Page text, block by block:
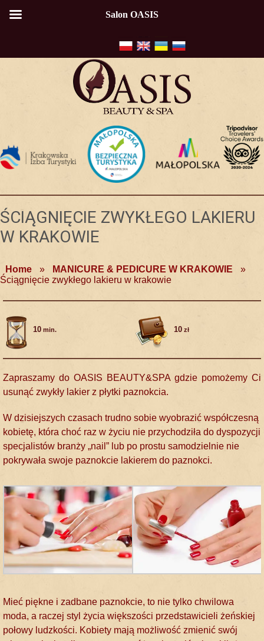
ŚCIĄGNIĘCIE ZWYKŁEGO LAKIERU
W KRAKOWIE
Home » MANICURE & PEDICURE W KRAKOWIE
»
Ściągnięcie zwykłego lakieru w krakowie
10 min. 10 zł
Zapraszamy do OASIS BEAUTY&SPA gdzie pomożemy Ci
usunąć zwykły lakier z płytki paznokcia.
W dzisiejszych czasach trudno sobie wyobrazić współczesną
kobietę, która choć raz w życiu nie przychodziła do dyspozycji
specjalistów branży „nail” lub po prostu samodzielnie nie
pokrywała swoje paznokcie lakierem do paznokci.
Mieć piękne i zadbane paznokcie, to nie tylko chwilowa
moda, a raczej styl życia większości przedstawicieli żeńskiej
połowy ludzkości. Kobiety mają możliwość zmienić swój
Salon OASIS